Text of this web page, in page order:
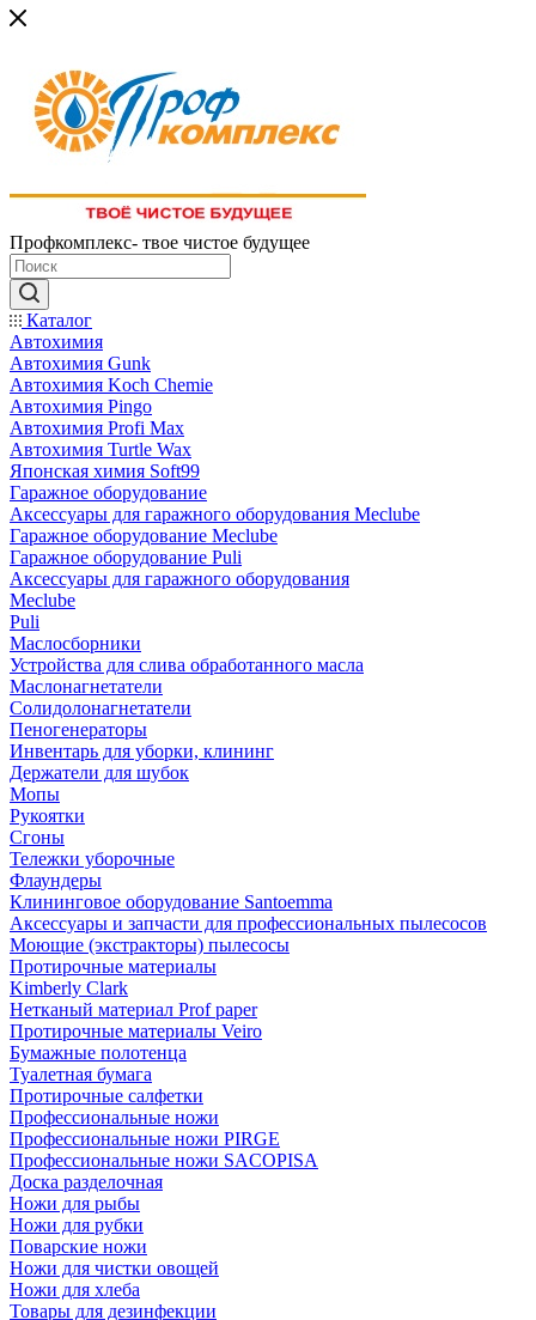
Профкомплекс- твое чистое будущее
Каталог
Автохимия
Автохимия Gunk
Автохимия Koch Chemie
Автохимия Pingo
Автохимия Profi Max
Автохимия Turtle Wax
Японская химия Soft99
Гаражное оборудование
Аксессуары для гаражного оборудования Meclube
Гаражное оборудование Meclube
Гаражное оборудование Puli
Аксессуары для гаражного оборудования
Meclube
Puli
Маслосборники
Устройства для слива обработанного масла
Маслонагнетатели
Солидолонагнетатели
Пеногенераторы
Инвентарь для уборки, клининг
Держатели для шубок
Мопы
Рукоятки
Сгоны
Тележки уборочные
Флаундеры
Клининговое оборудование Santoemma
Аксессуары и запчасти для профессиональных пылесосов
Моющие (экстракторы) пылесосы
Протирочные материалы
Kimberly Clark
Нетканый материал Prof paper
Протирочные материалы Veiro
Бумажные полотенца
Туалетная бумага
Протирочные салфетки
Профессиональные ножи
Профессиональные ножи PIRGE
Профессиональные ножи SACOPISA
Доска разделочная
Ножи для рыбы
Ножи для рубки
Поварские ножи
Ножи для чистки овощей
Ножи для хлеба
Товары для дезинфекции